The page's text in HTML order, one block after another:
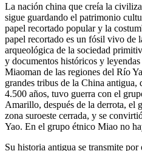
La nación china que creía la
sigue guardando el patrimonio
papel recortado popular y la
papel recortado es un fósil vivo de
arqueológica de la sociedad
y documentos históricos y
Miaoman de las regiones del Río
grandes tribus de la China antigua,
4.500 años, tuvo guerra con el
Amarillo, después de la derrota, el
zona suroeste cerrada, y se
Yao. En el grupo étnico Miao no
Su historia antigua se transmite